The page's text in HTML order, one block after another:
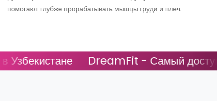
помогают глубже прорабатывать мышцы груди и плеч.
DreamFit - Самый